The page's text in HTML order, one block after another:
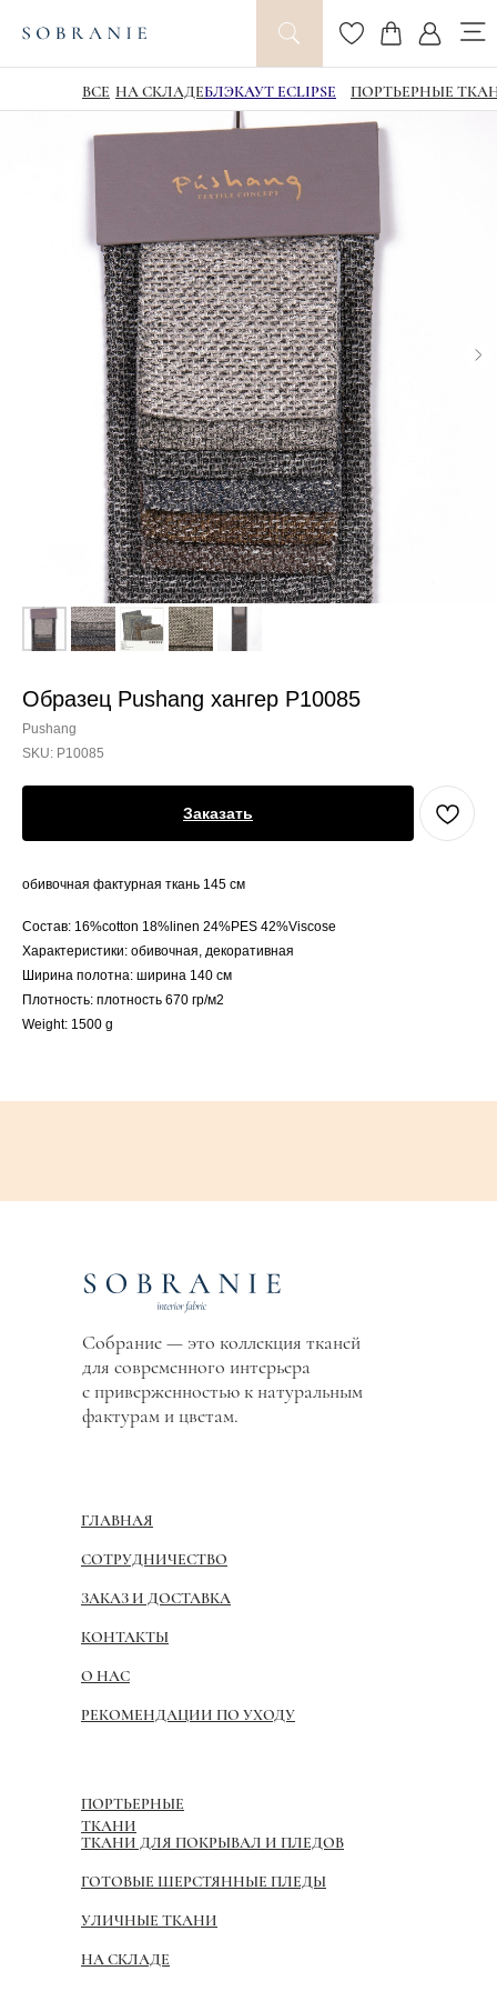
ВСЕ НА СКЛАДЕБЛЭКАУТ ECLIPSE ПОРТЬЕРНЫЕ
Образец Pushang хангер P10085
Pushang
SKU: P10085
Заказать
обивочная фактурная ткань 145 см
Состав: 16%cotton 18%linen 24%PES 42%Viscose
Характеристики: обивочная, декоративная
Ширина полотна: ширина 140 см
Плотность: плотность 670 гр/м2
Weight: 1500 g
Собрание — это коллекция тканей
для современного интерьера
с приверженностью к натуральным
фактурам и цветам.
ГЛАВНАЯ
СОТРУДНИЧЕСТВО
ЗАКАЗ И ДОСТАВКА
КОНТАКТЫ
О НАС
ПОРТЬЕРНЫЕ
ТКАНИ
ТКАНИ ДЛЯ ПОКРЫВАЛ И ПЛЕДОВ
ГОТОВЫЕ ШЕРСТЯННЫЕ ПЛЕДЫ
УЛИЧНЫЕ ТКАНИ
НА СКЛАДЕ
РЕКОМЕНДАЦИИ ПО УХОДУ